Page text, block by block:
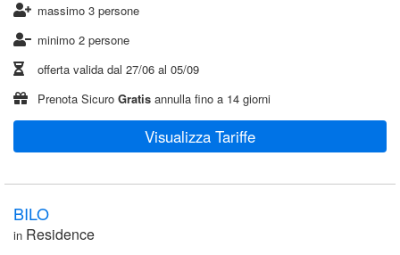
massimo 3 persone
minimo 2 persone
offerta valida dal 27/06 al 05/09
Prenota Sicuro Gratis annulla fino a 14 giorni
Visualizza Tariffe
BILO
in Residence